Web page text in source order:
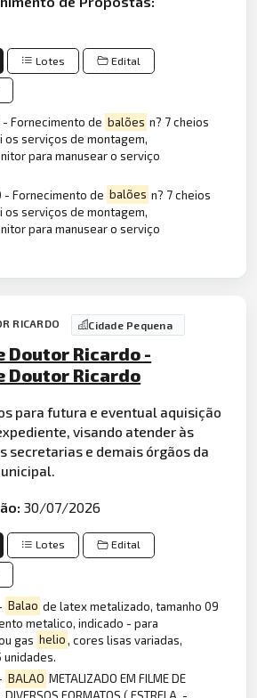
Lotes Edital
Fornecimento de balões n? 7 cheios
os serviços de montagem,
para manusear o serviço
Fornecimento de balões n? 7 cheios
os serviços de montagem,
para manusear o serviço
RICARDO Cidade Pequena
Doutor Ricardo -
Doutor Ricardo
para futura e eventual aquisição
visando atender às
secretarias e demais órgãos da
30/07/2026
Lotes Edital
Balao de latex metalizado, tamanho 09
metalico, indicado - para
gas helio, cores lisas variadas,
BALAO METALIZADO EM FILME DE